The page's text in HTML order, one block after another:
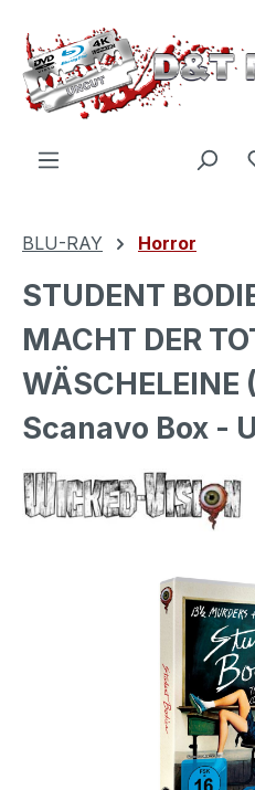
Zum Hauptinhalt springen
BLU-RAY Horror
STUDENT
MACHT DER
Scanavo Box -
Bildergalerie überspringen